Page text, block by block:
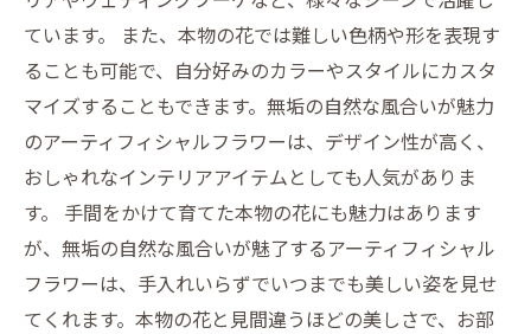
ています。 また、本物の花では難しい色柄や形を表現す
ることも可能で、自分好みのカラーやスタイルにカスタ
マイズすることもできます。無垢の自然な風合いが魅力
のアーティフィシャルフラワーは、デザイン性が高く、
おしゃれなインテリアアイテムとしても人気がありま
す。 手間をかけて育てた本物の花にも魅力はあります
が、無垢の自然な風合いが魅了するアーティフィシャル
フラワーは、手入れいらずでいつまでも美しい姿を見せ
てくれます。本物の花と見間違うほどの美しさで、お部